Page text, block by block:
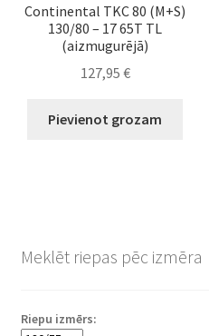
Continental TKC 80 (M+S)
130/80 – 17 65T TL
(aizmugurējā)
127,95 €
Pievienot grozam
Meklēt riepas pēc izmēra
Riepu izmērs: